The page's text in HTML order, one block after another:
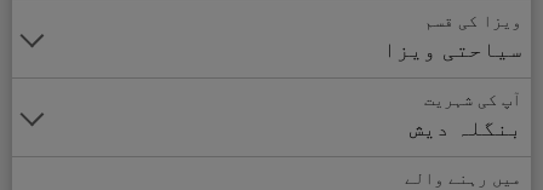
ویزا کی قسم
سیاحتی ویزا
آپ کی شہریت
بنگلہ دیش
میں رہنے والے